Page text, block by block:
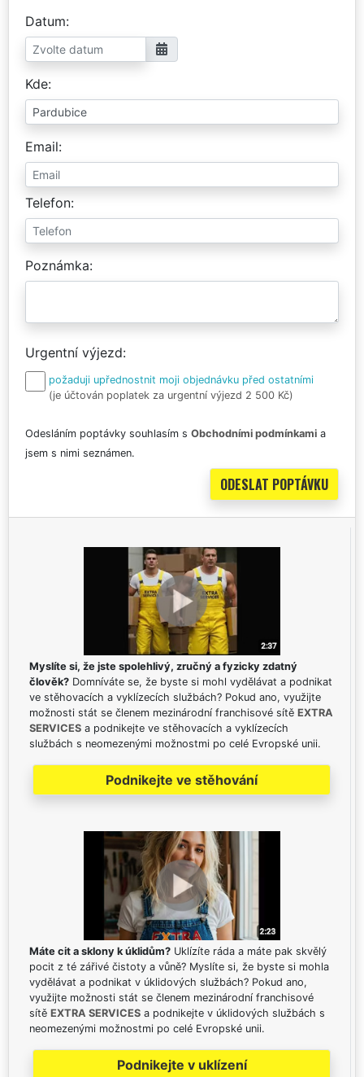
Datum
Kde
Email
Telefon
Poznámka
Urgentní výjezd
požaduji upřednostnit moji objednávku před ostatními
(je účtován poplatek za urgentní výjezd 2 500 Kč)
Odesláním poptávky souhlasím s Obchodními podmínkami a
jsem s nimi seznámen.
Myslíte si, že jste spolehlivý, zručný a fyzicky zdatný
člověk? Domníváte se, že byste si mohl vydělávat a podnikat
ve stěhovacích a vyklízecích službách? Pokud ano, využijte
možnosti stát se členem mezinárodní franchisové sítě EXTRA
SERVICES a podnikejte ve stěhovacích a vyklízecích
službách s neomezenými možnostmi po celé Evropské unii.
Podnikejte ve stěhování
Máte cit a sklony k úklidům? Uklízíte ráda a máte pak skvělý
pocit z té zářivé čistoty a vůně? Myslíte si, že byste si mohla
vydělávat a podnikat v úklidových službách? Pokud ano,
využijte možnosti stát se členem mezinárodní franchisové
sítě EXTRA SERVICES a podnikejte v úklidových službách s
neomezenými možnostmi po celé Evropské unii.
Podnikejte v uklízení